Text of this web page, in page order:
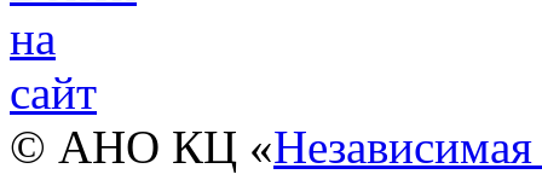
© АНО КЦ «Независимая